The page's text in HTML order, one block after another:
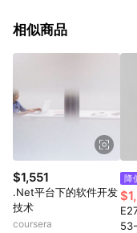
的購回饋活動享Yahoo超
3. 訂單回饋金額將扣除
價券等虛擬貨幣折抵 4.
有相關事證認定您為大宗
相關認定以Yahoo購物中心
相似商品
$1,551
.Net平台下的软件开发
技术
coursera
降